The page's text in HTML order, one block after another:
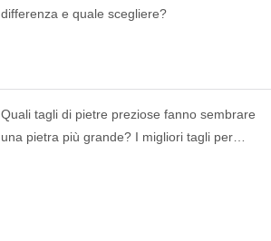
differenza e quale scegliere?
Quali tagli di pietre preziose fanno sembrare
una pietra più grande? I migliori tagli per